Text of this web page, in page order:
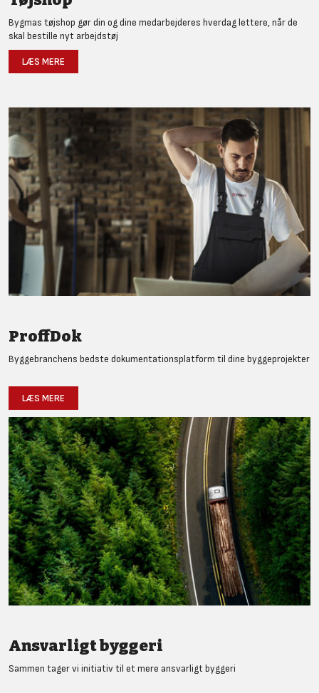
Bygmas tøjshop gør din og dine medarbejderes hverdag lettere, når de
skal bestille nyt arbejdstøj
LÆS MERE
ProffDok
Byggebranchens bedste dokumentationsplatform til dine byggeprojekter
LÆS MERE
Ansvarligt byggeri
Sammen tager vi initiativ til et mere ansvarligt byggeri